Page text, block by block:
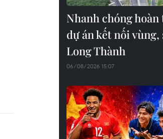
Nhanh chóng
dự án kết nối vùng,
Long Thành
06/08/2026 15:07